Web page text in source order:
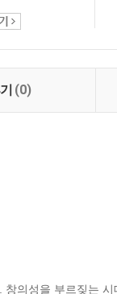
(0)
의성을 부르짖는